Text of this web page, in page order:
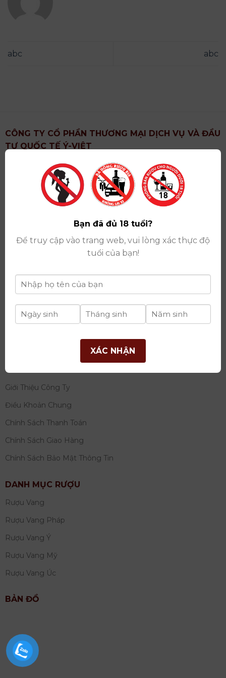
abc abc
CÔNG TY CỔ PHẦN THƯƠNG MẠI DỊCH VỤ VÀ ĐẦU
TƯ QUỐC TẾ Ý-VIỆT
: Khu 6, Xã Hoài Đức, Thành Phố Hà Nội
Showroom: Số 09 Phố Liễu Giai, Phường Ngọc Hà,
Thành Phố Hà Nội
Giấy ĐKKD số: 0102751615 do Sở Tài Chính Thành
Phố Hà Nội cấp lần đầu ngày 07/05/2008,đăng ký
thay đổi lần thứ 17 ngày 06/08/2025
Giấy phép Phân Phối Rượu số : 529/GP-BCT do Bộ
Công Thương cấp ngày 14/11/2022
Ngân hàng:Ngân hàng TMCP Đầu tư và phát triển
Việt Nam (BIDV)
tư quốc tế Ý-Việt
Tây Hồ, TP Hà Nội
THÔNG TIN
Giới Thiệu Công Ty
Điều Khoản Chung
Chính Sách Thanh Toán
Chính Sách Giao Hàng
Chính Sách Bảo Mật Thông Tin
DANH MỤC RƯỢU
Rượu Vang
Rượu Vang Pháp
Rượu Vang Ý
Rượu Vang Mỹ
Rượu Vang Úc
BẢN ĐỒ
Bạn đã đủ 18 tuổi?
Để truy cập vào trang web, vui lòng xác thực độ
tuổi của bạn!
XÁC NHẬN